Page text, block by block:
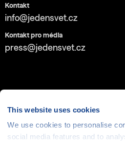
This website uses cookies
We use cookies to personalise
social media features and to
Kontakt
info@jedensvet.cz
Kontakt pro média
press@jedensvet.cz
Cookies| © 1999-2026 Člověk